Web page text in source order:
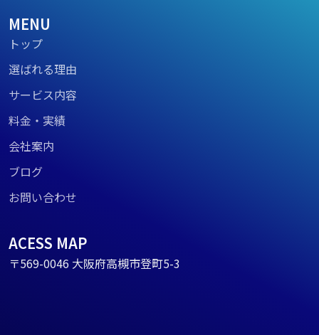
MENU
トップ
選ばれる理由
サービス内容
料金・実績
会社案内
ブログ
お問い合わせ
ACESS MAP
〒569-0046 大阪府高槻市登町5-3